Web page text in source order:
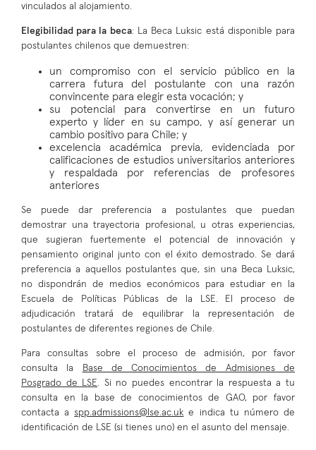
vinculados al alojamiento.
Elegibilidad para la beca: La Beca Luksic está disponible para
postulantes chilenos que demuestren:
un compromiso con el servicio público en la
carrera futura del postulante con una razón
convincente para elegir esta vocación; y
su potencial para convertirse en un futuro
experto y líder en su campo, y así generar un
cambio positivo para Chile; y
excelencia académica previa, evidenciada por
calificaciones de estudios universitarios anteriores
y respaldada por referencias de profesores
anteriores
Se puede dar preferencia a postulantes que puedan
demostrar una trayectoria profesional, u otras experiencias,
que sugieran fuertemente el potencial de innovación y
pensamiento original junto con el éxito demostrado. Se dará
preferencia a aquellos postulantes que, sin una Beca Luksic,
no dispondrán de medios económicos para estudiar en la
Escuela de Políticas Públicas de la LSE. El proceso de
adjudicación tratará de equilibrar la representación de
postulantes de diferentes regiones de Chile.
Para consultas sobre el proceso de admisión, por favor
consulta la
Base de Conocimientos de Admisiones de
Posgrado de LSE . Si no puedes encontrar la respuesta a tu
consulta en la base de conocimientos de GAO, por favor
contacta aspp.admissions@lse.ac.uk e indica tu número de
identificación de LSE (si tienes uno) en el asunto del mensaje.